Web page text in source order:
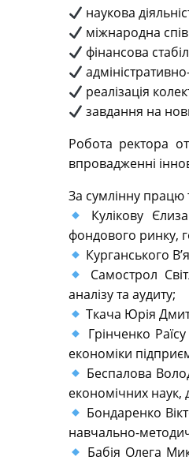
наукова
міжнародна
фінансова
реалізація
завдання на
Робота ректора
впровадженні
За сумлінну
Кулікову
фондового ринку,
Курганського
Самострол
аналізу та аудиту;
Ткача Юрія
Грінченко
економіки
Беспалова
економічних наук,
Бондаренко
навчально-
Бабія Олега